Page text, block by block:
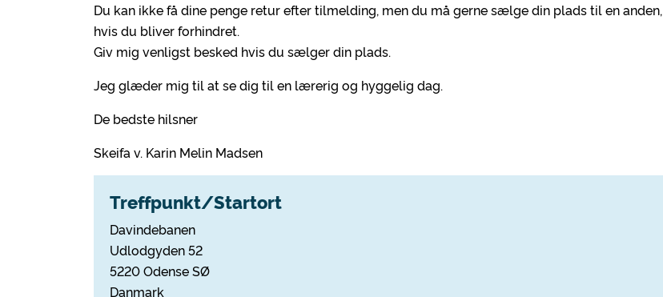
Du kan ikke få dine penge retur efter tilmelding, men du må gerne sælge din plads til en anden,
hvis du bliver forhindret.
Giv mig venligst besked hvis du sælger din plads.
Jeg glæder mig til at se dig til en lærerig og hyggelig dag.
De bedste hilsner
Skeifa v. Karin Melin Madsen
Treffpunkt/Startort
Davindebanen
Udlodgyden 52
5220 Odense SØ
Danmark